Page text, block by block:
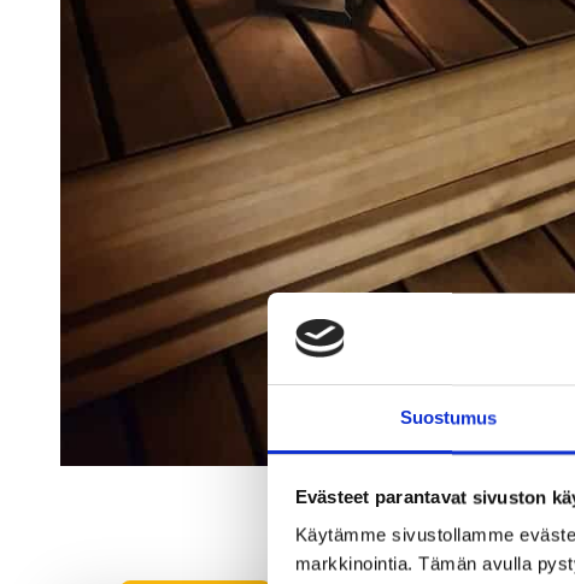
Suostumus
Evästeet parantavat sivuston
Käytämme sivustollamme
markkinointia. Tämän avulla